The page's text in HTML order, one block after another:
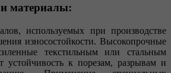
и материалы:
используемых при производстве
износостойкости. Высокопрочные
текстильным или стальным
устойчивость к порезам, разрывам и